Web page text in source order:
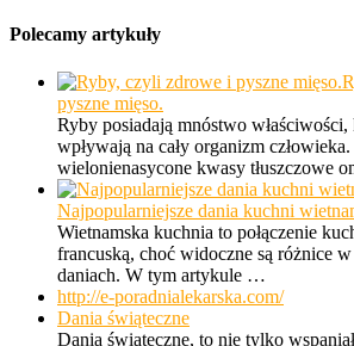
Polecamy artykuły
pyszne mięso.
Ryby posiadają mnóstwo
wpływają na cały organizm
wielonienasycone kwasy tłuszczowe
Najpopularniejsze dania kuchni
Wietnamska kuchnia to połączenie
francuską, choć widoczne są różnice
daniach. W tym artykule …
http://e-poradnialekarska.com/
Dania świąteczne
Dania świąteczne, to nie tylko